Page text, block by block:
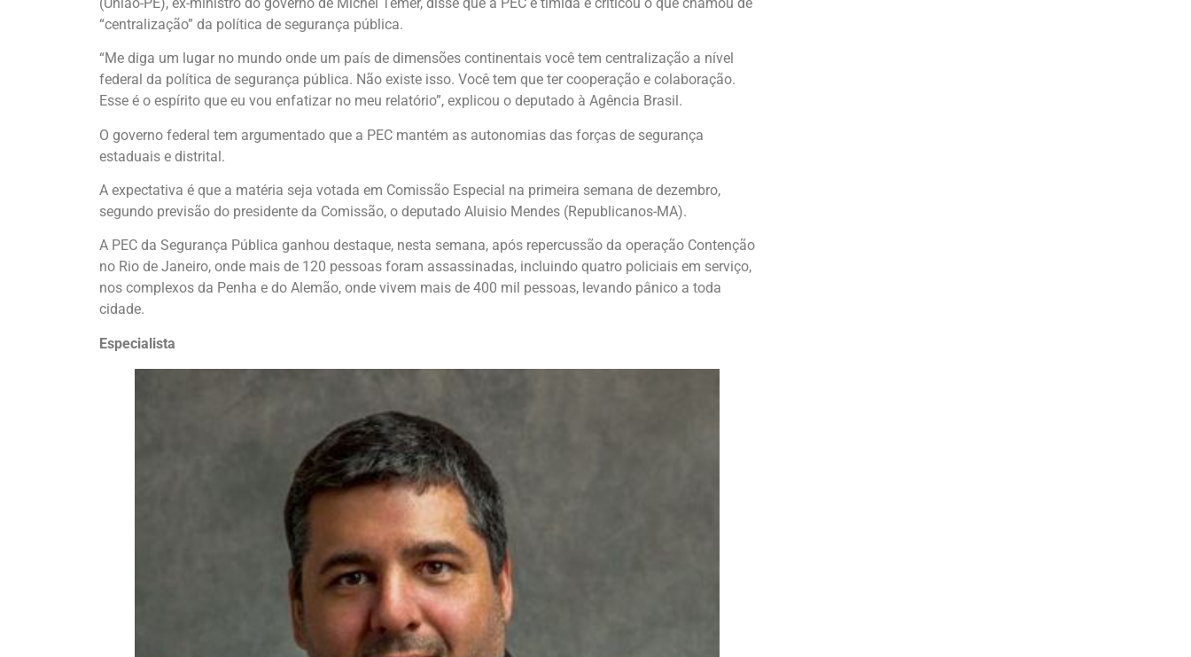
“centralização” da política de segurança pública.
“Me diga um lugar no mundo onde um país de dimensões continentais você tem centralização a nível
federal da política de segurança pública. Não existe isso. Você tem que ter cooperação e colaboração.
Esse é o espírito que eu vou enfatizar no meu relatório”, explicou o deputado à Agência Brasil.
O governo federal tem argumentado que a PEC mantém as autonomias das forças de segurança
estaduais e distrital.
A expectativa é que a matéria seja votada em Comissão Especial na primeira semana de dezembro,
segundo previsão do presidente da Comissão, o deputado Aluisio Mendes (Republicanos-MA).
A PEC da Segurança Pública ganhou destaque, nesta semana, após repercussão da operação Contenção
no Rio de Janeiro, onde mais de 120 pessoas foram assassinadas, incluindo quatro policiais em serviço,
nos complexos da Penha e do Alemão, onde vivem mais de 400 mil pessoas, levando pânico a toda
cidade.
Especialista